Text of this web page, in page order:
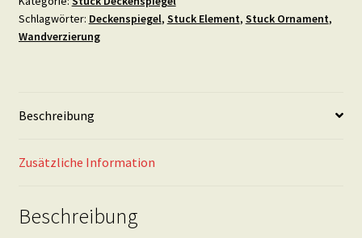
Schlagwörter: Deckenspiegel, Stuck Element, Stuck Ornament,
Wandverzierung
Beschreibung
Zusätzliche Information
Beschreibung